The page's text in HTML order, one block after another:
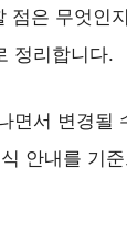
점은 무엇인
정리합니다.
면서 변경될
안내를 기